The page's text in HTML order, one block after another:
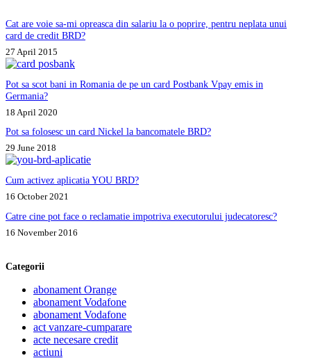
Cat are voie sa-mi opreasca din salariu la o poprire, pentru neplata unui
card de credit BRD?
27 April 2015
Pot sa scot bani in Romania de pe un card Postbank Vpay emis in
Germania?
18 April 2020
Pot sa folosesc un card Nickel la bancomatele BRD?
29 June 2018
Cum activez aplicatia YOU BRD?
16 October 2021
Catre cine pot face o reclamatie impotriva executorului judecatoresc?
16 November 2016
Categorii
abonament Orange
abonament Vodafone
abonament Vodafone
act vanzare-cumparare
acte necesare credit
actiuni